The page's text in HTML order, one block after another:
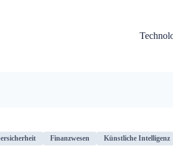
Finanzwesen Künstliche Intelligenz